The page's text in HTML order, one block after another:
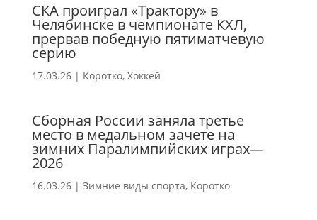
СКА проиграл «Трактору» в
Челябинске в чемпионате КХЛ,
прервав победную пятиматчевую
серию
17.03.26| Коротко, Хоккей
Сборная России заняла третье
место в медальном зачете на
зимних Паралимпийских играх—
2026
16.03.26| Зимние виды спорта, Коротко